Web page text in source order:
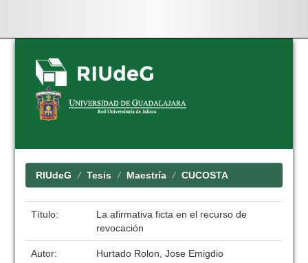
Skip
navigation
RIUdeG Tesis Maestría CUCOSTA
Título:
La afirmativa ficta en el recurso de
revocación
Autor: Hurtado Rolon, Jose Emigdio